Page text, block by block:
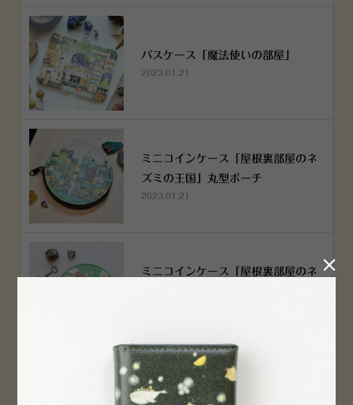
パスケース「魔法使いの部屋」
2023.01.21
ミニコインケース「屋根裏部屋のネ
ズミの王国」丸型ポーチ
2023.01.21
ミニコインケース「屋根裏部屋のネ
横浜赤レンガ倉庫店 12月6日 O
